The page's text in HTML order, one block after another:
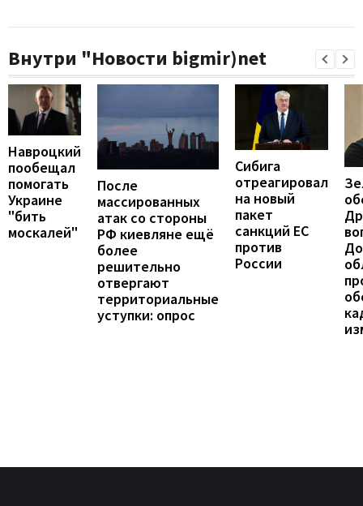
Внутри "Новости bigmir)net
Навроцкий
пообещал
помогать
Украине
"бить
москалей"
После
массированных
атак со стороны
РФ киевляне ещё
более
решительно
отвергают
территориальные
уступки: опрос
Сибига
отреагировал
на новый
пакет
санкций ЕС
против
России